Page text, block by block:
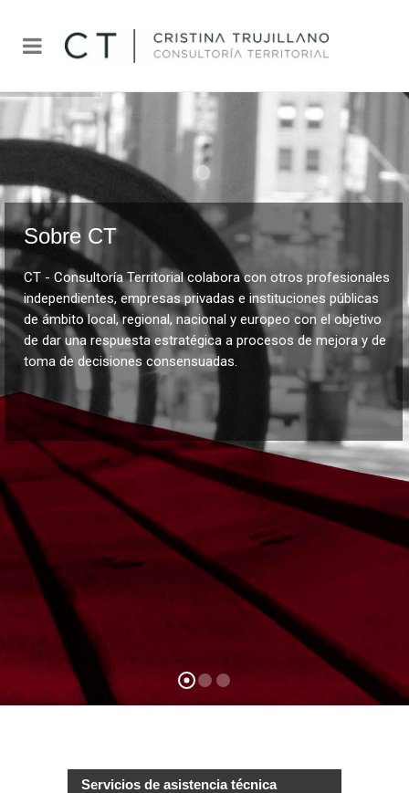
Sobre CT
CT - Consultoría Territorial colabora con otros profesionales
independientes, empresas privadas e instituciones públicas
de ámbito local, regional, nacional y europeo con el objetivo
de dar una respuesta estratégica a procesos de mejora y de
toma de decisiones consensuadas.
Servicios de asistencia técnica